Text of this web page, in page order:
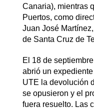
Canaria), mientras
Puertos, como
Juan José
de Santa Cruz de
El 18 de
abrió un
UTE la devolución
se opusieron y el
fuera resuelto. Las